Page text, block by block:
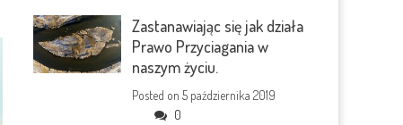
Zastanawiając się jak działa
Prawo Przyciagania w
naszym życiu.
Posted on5 października 2019
0